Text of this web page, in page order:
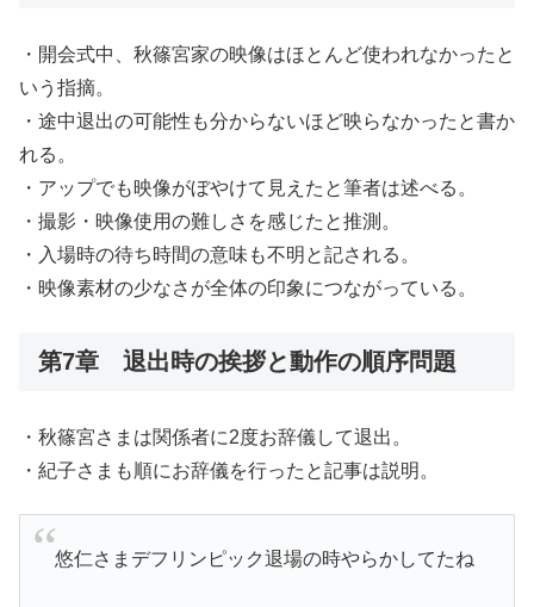
・開会式中、秋篠宮家の映像はほとんど使われなかったと
いう指摘。
・途中退出の可能性も分からないほど映らなかったと書か
れる。
・アップでも映像がぼやけて見えたと筆者は述べる。
・撮影・映像使用の難しさを感じたと推測。
・入場時の待ち時間の意味も不明と記される。
・映像素材の少なさが全体の印象につながっている。
第7章 退出時の挨拶と動作の順序問題
・秋篠宮さまは関係者に2度お辞儀して退出。
・紀子さまも順にお辞儀を行ったと記事は説明。
悠仁さまデフリンピック退場の時やらかしてたね